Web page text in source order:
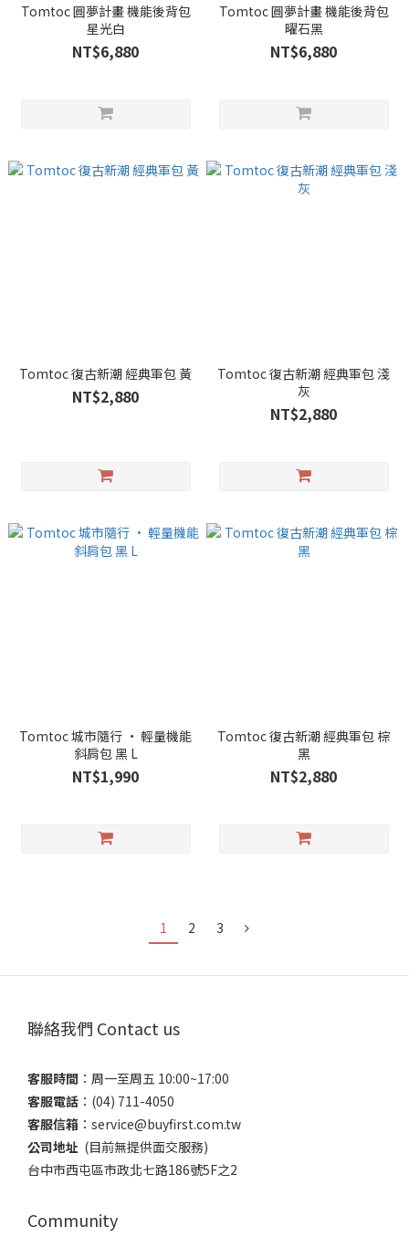
Tomtoc 圓夢計畫 機能後背包
星光白
NT$6,880
Tomtoc 圓夢計畫 機能後背包
曜石黑
NT$6,880
Tomtoc 復古新潮 經典軍包 黃
NT$2,880
Tomtoc 復古新潮 經典軍包 淺
灰
NT$2,880
Tomtoc 城市隨行 • 輕量機能
斜肩包 黑 L
NT$1,990
Tomtoc 復古新潮 經典軍包 棕
黑
NT$2,880
1 2 3
聯絡我們 Contact us
客服時間 ：​周一至周五 10:00~17:00
客服電話 ​：(04) 711-4050
客服信箱 ：​service@buyfirst.com.tw
公司地址 (目前無提供面交服務) ​
台中市西屯區市政北七路186號5F之2
Community